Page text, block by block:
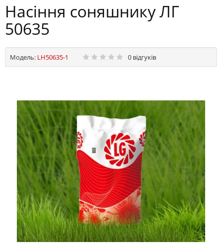
Насіння соняшнику ЛГ
50635
Модель: LH50635-1 0 відгуків